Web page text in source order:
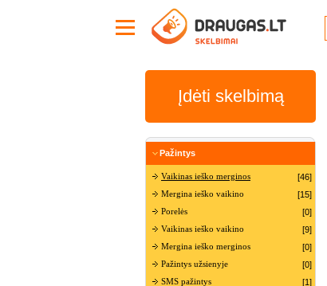
Įdėti skelbimą
Pažintys
Vaikinas ieško merginos [46]
Mergina ieško vaikino [15]
Porelės [0]
Vaikinas ieško vaikino [9]
Mergina ieško merginos [0]
Pažintys užsienyje [0]
SMS pažintys [1]